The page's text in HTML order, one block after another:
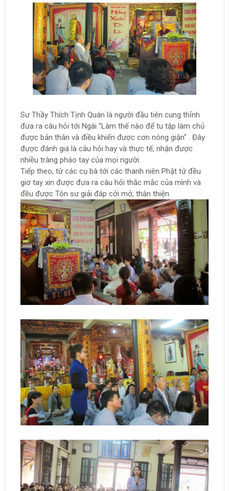
Sư Thầy Thích Tịnh Quán là người đầu tiên cung thỉnh
đưa ra câu hỏi tới Ngài "Làm thế nào để tu tập làm chủ
được bản thân và điều khiển được cơn nóng giận" . Đây
được đánh giá là câu hỏi hay và thực tế, nhận được
nhiều tràng pháo tay của mọi người.
Tiếp theo, từ các cụ bà tới các thanh niên Phật tử đều
giơ tay xin được đưa ra câu hỏi thắc mắc của mình và
đều được Tôn sư giải đáp cởi mở, thân thiện.